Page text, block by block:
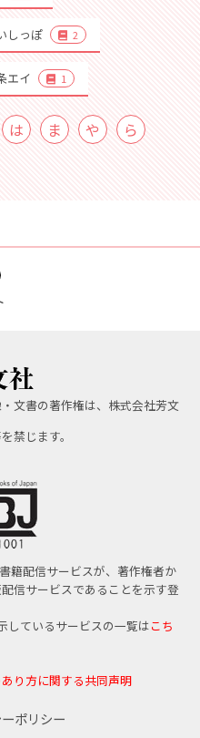
しっぽ 2
エイ 1
は ま や
ら
文書の著作権は、株式会社芳文
禁じます。
籍配信サービスが、著作権者か
信サービスであることを示す登
しているサービスの一覧はこち
り方に関する共同声明
ポリシー